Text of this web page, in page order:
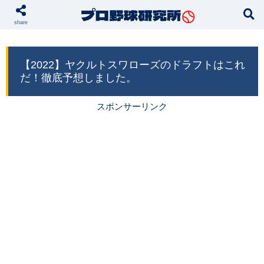
本サイトではプロモーションが含まれています
【2022】ヤクルトスワローズのドラフトはこれ
だ！徹底予想しました。
スポンサーリンク
share